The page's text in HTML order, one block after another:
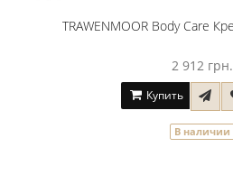
TRAWENMOOR Body Care
2 912 грн.
Купить
В наличии